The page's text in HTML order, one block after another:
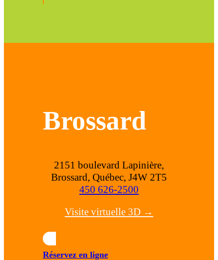
Brossard
2151 boulevard Lapinière,
Brossard, Québec, J4W 2T5
450 626-2500
Visite virtuelle 3D →
Réservez en ligne